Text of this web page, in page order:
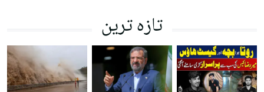
تازہ ترین